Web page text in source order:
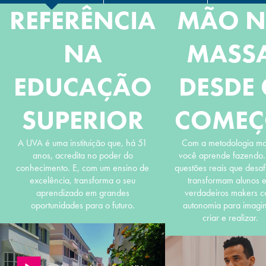
REFERÊNCIA
NA
EDUCAÇÃO
SUPERIOR
A UVA é uma instituição que, há 51
anos, acredita no poder do
conhecimento. E, com um ensino de
excelência, transforma o seu
aprendizado em grandes
oportunidades para o futuro.
MÃO
DESDE
Com a metodologia
você aprende
questões reais que
transformam alunos
verdadeiros makers
autonomia para
criar e realizar.